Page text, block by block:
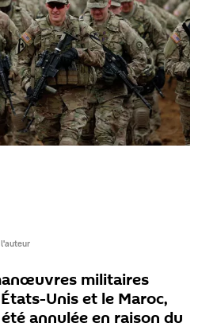
militaires
Unis et le Maroc,
annulée en raison du